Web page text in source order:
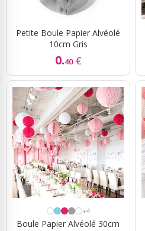
Petite Boule Papier Alvéolé
10cm Gris
0.40 €
+4
Boule Papier Alvéolé 30cm